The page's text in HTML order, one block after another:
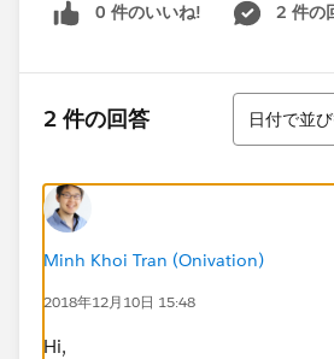
0 件のいいね! 2 件の
2 件の回答
並び替え
日付で並び
Minh Khoi Tran (Onivation)
2018年12月10日 15:48
Hi,